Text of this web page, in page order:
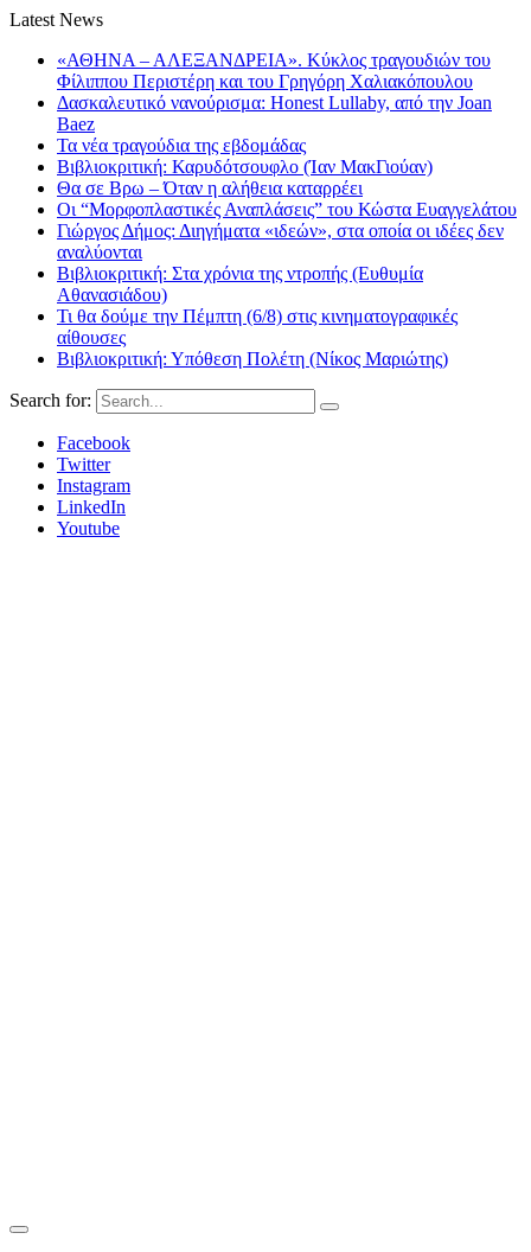
Latest News
«ΑΘΗΝΑ – ΑΛΕΞΑΝΔΡΕΙΑ». Κύκλος τραγουδιών του
Φίλιππου Περιστέρη και του Γρηγόρη Χαλιακόπουλου
Δασκαλευτικό νανούρισμα: Honest Lullaby, από την Joan
Baez
Τα νέα τραγούδια της εβδομάδας
Βιβλιοκριτική: Καρυδότσουφλο (Ίαν ΜακΓιούαν)
Θα σε Βρω – Όταν η αλήθεια καταρρέει
Οι “Μορφοπλαστικές Αναπλάσεις” του Κώστα Ευαγγελάτου
Γιώργος Δήμος: Διηγήματα «ιδεών», στα οποία οι ιδέες δεν
αναλύονται
Βιβλιοκριτική: Στα χρόνια της ντροπής (Ευθυμία
Αθανασιάδου)
Τι θα δούμε την Πέμπτη (6/8) στις κινηματογραφικές
αίθουσες
Βιβλιοκριτική: Υπόθεση Πολέτη (Νίκος Μαριώτης)
Search for:
Facebook
Twitter
Instagram
LinkedIn
Youtube